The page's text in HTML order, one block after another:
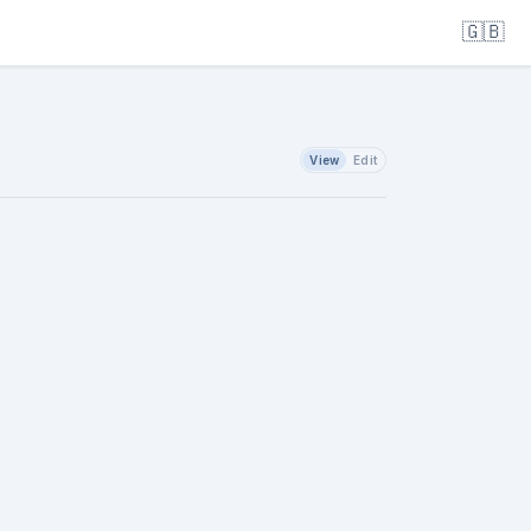
🇬🇧
View Edit